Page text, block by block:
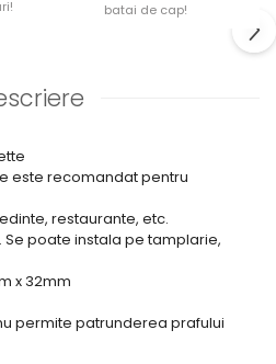
batai de cap!
este recomandat pentru
restaurante, etc.
poate instala pe tamplarie,
x 32mm
permite patrunderea prafului